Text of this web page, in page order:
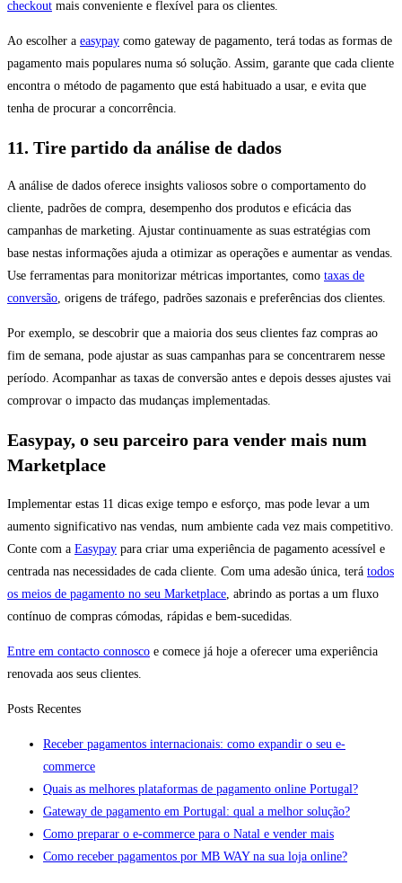
checkout mais conveniente e flexível para os clientes.
Ao escolher a easypay como gateway de pagamento, terá todas as formas de
pagamento mais populares numa só solução. Assim, garante que cada cliente
encontra o método de pagamento que está habituado a usar, e evita que
tenha de procurar a concorrência.
11. Tire partido da análise de dados
A análise de dados oferece insights valiosos sobre o comportamento do
cliente, padrões de compra, desempenho dos produtos e eficácia das
campanhas de marketing. Ajustar continuamente as suas estratégias com
base nestas informações ajuda a otimizar as operações e aumentar as vendas.
Use ferramentas para monitorizar métricas importantes, como taxas de
conversão, origens de tráfego, padrões sazonais e preferências dos clientes.
Por exemplo, se descobrir que a maioria dos seus clientes faz compras ao
fim de semana, pode ajustar as suas campanhas para se concentrarem nesse
período. Acompanhar as taxas de conversão antes e depois desses ajustes vai
comprovar o impacto das mudanças implementadas.
Easypay, o seu parceiro para vender mais num
Marketplace
Implementar estas 11 dicas exige tempo e esforço, mas pode levar a um
aumento significativo nas vendas, num ambiente cada vez mais competitivo.
Conte com a Easypay para criar uma experiência de pagamento acessível e
centrada nas necessidades de cada cliente. Com uma adesão única, terá todos
os meios de pagamento no seu Marketplace , abrindo as portas a um fluxo
contínuo de compras cómodas, rápidas e bem-sucedidas.
Entre em contacto connosco e comece já hoje a oferecer uma experiência
renovada aos seus clientes.
Posts Recentes
Receber pagamentos internacionais: como expandir o seu e-
commerce
Quais as melhores plataformas de pagamento online Portugal?
Gateway de pagamento em Portugal: qual a melhor solução?
Como preparar o e-commerce para o Natal e vender mais
Como receber pagamentos por MB WAY na sua loja online?